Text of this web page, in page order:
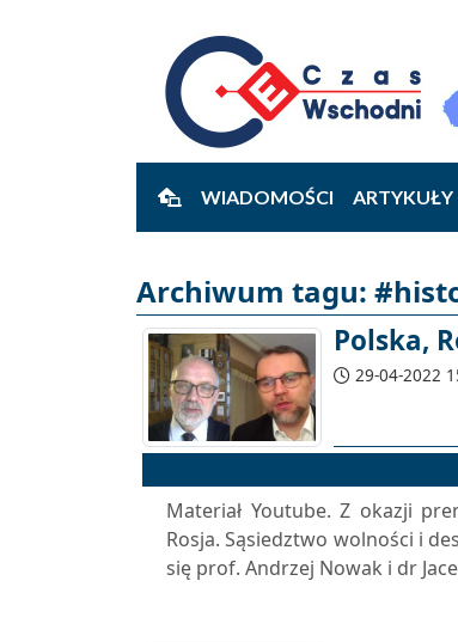
WIADOMOŚCI ARTYKUŁY
Archiwum tagu:
Polska,
29-04-2022
Materiał Youtube. Z okazji
Rosja. Sąsiedztwo wolności i
się prof. Andrzej Nowak i dr